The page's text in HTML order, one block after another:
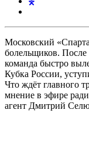
Московский
болельщиков.
команда быстро
Кубка России,
Что ждёт главного
мнение в эфире
агент Дмитрий